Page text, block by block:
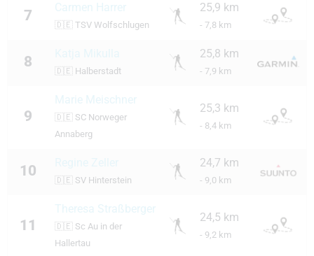
7 Carmen Harrer
🇩🇪 TSV Wolfschlugen
25,9 km
- 7,8 km
8
🇩🇪 Halberstadt
25,8 km
- 7,9 km
9
Marie Meischner
🇩🇪 SC Norweger
Annaberg
25,3 km
- 8,4 km
10
🇩🇪 SV Hinterstein
24,7 km
- 9,0 km
11
Theresa Straßberger
🇩🇪 Sc Au in der
Hallertau
24,5 km
- 9,2 km